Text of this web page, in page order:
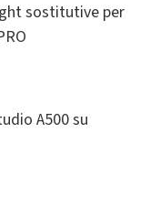
sostitutive per
A500 su